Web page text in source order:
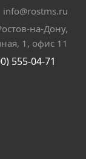
info@rostms.ru
на-Дону,
1, офис 11
555-04-71